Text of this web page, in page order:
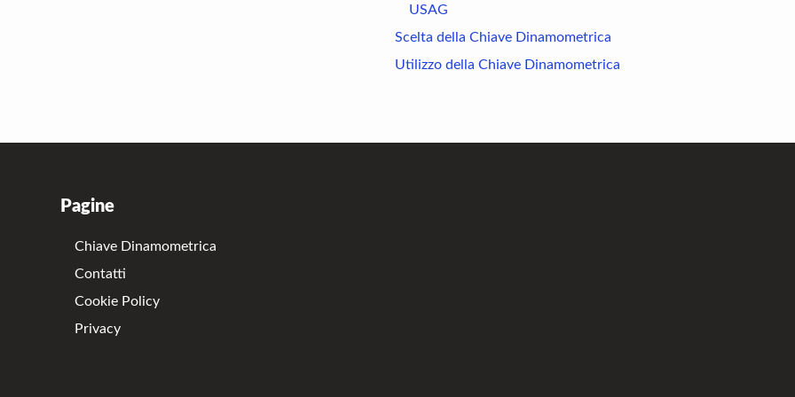
USAG
Scelta della Chiave Dinamometrica
Utilizzo della Chiave Dinamometrica
Pagine
Chiave Dinamometrica
Contatti
Cookie Policy
Privacy